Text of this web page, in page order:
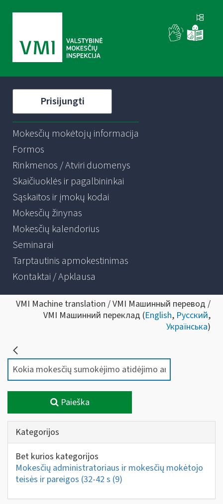
Prisijungti
Mokesčių mokėtojų informacija
Formos
Rinkmenos / Atviri duomenys
Skaičiuoklės ir pagalbininkai
Sąskaitos ir įmokų kodai
Mokesčių žinynas
Mokesčių kalendorius
Seminarai
Tarptautinis apmokestinimas
Kontaktai / Apklausa
VMI Machine translation / VMI Машинный перевод /
VMI Машинний переклад (English, Русский,
Українська)
Paieška
Kategorijos
Bet kurios kategorijos
Mokesčių administratoriaus ir mokesčių mokėtojo
teisės ir pareigos (32-42 s (9)